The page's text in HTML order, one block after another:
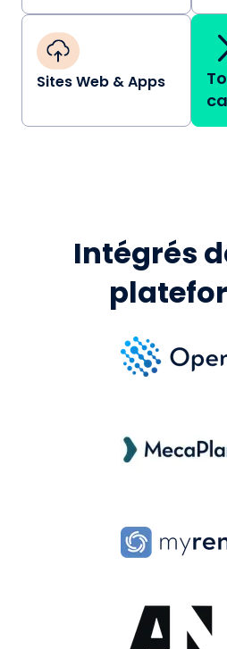
Sites Web & Apps
Intégrés